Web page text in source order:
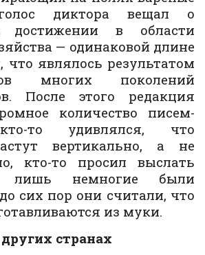
диктора вещал о
достижении в области
— одинаковой длине
что являлось результатом
многих поколений
После этого редакция
количество писем-
то удивлялся, что
вертикально, а не
кто-то просил выслать
лишь немногие были
сих пор они считали, что
из муки.
странах